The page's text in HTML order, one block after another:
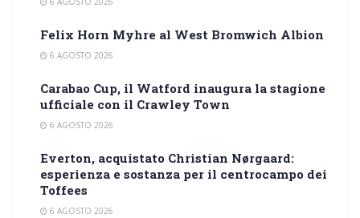
Felix Horn Myhre al West Bromwich Albion
6 AGOSTO 2026
Carabao Cup, il Watford inaugura la stagione
ufficiale con il Crawley Town
6 AGOSTO 2026
Everton, acquistato Christian Nørgaard:
esperienza e sostanza per il centrocampo dei
Toffees
6 AGOSTO 2026